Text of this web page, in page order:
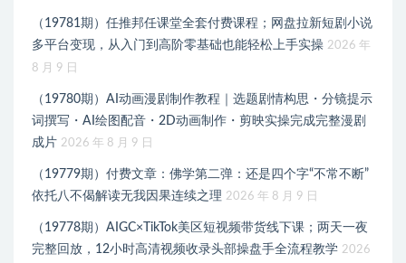
（19781期）任推邦任课堂全套付费课程；网盘拉新短剧小说
多平台变现，从入门到高阶零基础也能轻松上手实操 2026 年
8 月 9 日
（19780期）AI动画漫剧制作教程｜选题剧情构思・分镜提示
词撰写・AI绘图配音・2D动画制作・剪映实操完成完整漫剧
成片 2026 年 8 月 9 日
（19779期）付费文章：佛学第二弹：还是四个字“不常不断”
依托八不偈解读无我因果连续之理 2026 年 8 月 9 日
（19778期）AIGC×TikTok美区短视频带货线下课；两天一夜
完整回放，12小时高清视频收录头部操盘手全流程教学 2026